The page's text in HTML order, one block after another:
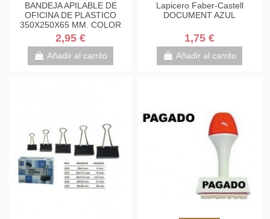
BANDEJA APILABLE DE
OFICINA DE PLASTICO
350X250X65 MM. COLOR
TRANSPARENTE FAIBO 93-
23
2,95 €
Añadir al carrito
Lapicero Faber-Castell
DOCUMENT AZUL
1,75 €
Añadir al carrito